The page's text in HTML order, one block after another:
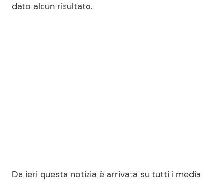
dato alcun risultato.
Da ieri questa notizia è arrivata su tutti i media